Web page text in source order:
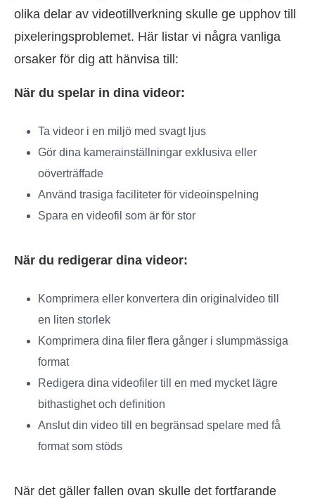
olika delar av videotillverkning skulle ge upphov till
pixeleringsproblemet. Här listar vi några vanliga
orsaker för dig att hänvisa till:
När du spelar in dina videor:
Ta videor i en miljö med svagt ljus
Gör dina kamerainställningar exklusiva eller
oöverträffade
Använd trasiga faciliteter för videoinspelning
Spara en videofil som är för stor
När du redigerar dina videor:
Komprimera eller konvertera din originalvideo till
en liten storlek
Komprimera dina filer flera gånger i slumpmässiga
format
Redigera dina videofiler till en med mycket lägre
bithastighet och definition
Anslut din video till en begränsad spelare med få
format som stöds
När det gäller fallen ovan skulle det fortfarande